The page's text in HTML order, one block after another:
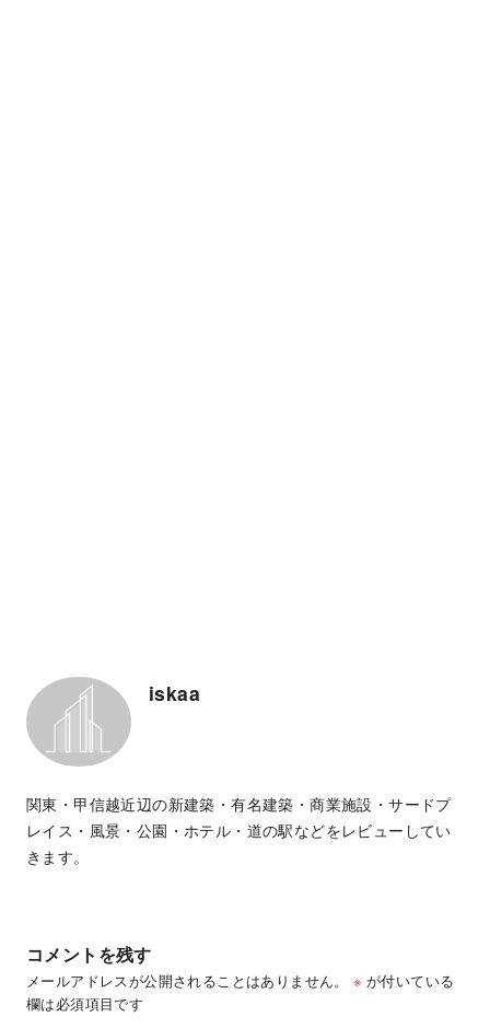
iskaa
関東・甲信越近辺の新建築・有名建築・商業施設・サードプ
レイス・風景・公園・ホテル・道の駅などをレビューしてい
きます。
コメントを残す
メールアドレスが公開されることはありません。 ※ が付いている
欄は必須項目です